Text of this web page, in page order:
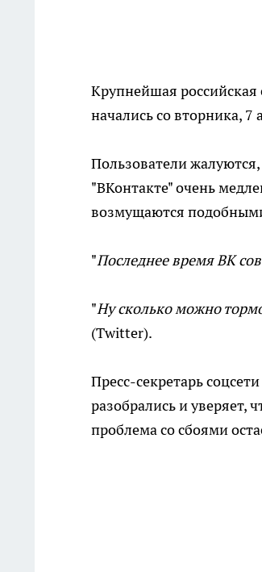
Крупнейшая российская
начались со вторника, 7
Пользователи
"ВКонтакте" очень
возмущаются
"Последнее время ВК
"Ну сколько можно
(Twitter).
Пресс-секретарь
разобрались и уверяет,
проблема со сбоями